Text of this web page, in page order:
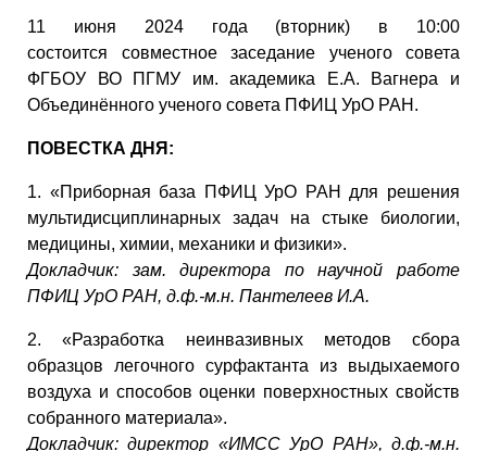
11 июня 2024 года (вторник) в 10:00
состоится совместное заседание ученого совета
ФГБОУ ВО ПГМУ им. академика Е.А. Вагнера и
Объединённого ученого совета ПФИЦ УрО РАН.
ПОВЕСТКА ДНЯ:
1. «Приборная база ПФИЦ УрО РАН для решения
мультидисциплинарных задач на стыке биологии,
медицины, химии, механики и физики».
Докладчик: зам. директора по научной работе
ПФИЦ УрО РАН, д.ф.-м.н. Пантелеев И.А.
2. «Разработка неинвазивных методов сбора
образцов легочного сурфактанта из выдыхаемого
воздуха и способов оценки поверхностных свойств
собранного материала».
Докладчик: директор «ИМСС УрО РАН», д.ф.-м.н.